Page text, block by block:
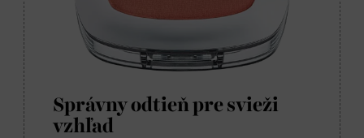
Správny odtieň pre svieži
vzhľad